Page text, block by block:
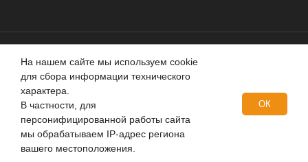
Все права защищены © 2020 ГК «Индатэк»
защищены.Использование материалов с сайта запрещено.
Данный сайт не является публичной офертой, определяемой
положениями статей 437 (2) ГК РФ.
На нашем сайте мы используем cookie
для сбора информации технического
характера.
В частности, для
персонифицированной работы сайта
мы обрабатываем IP-адрес региона
вашего местоположения.
ОК